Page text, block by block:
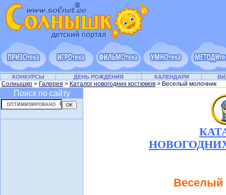
КОНКУРСЫ ДЕНЬ РОЖДЕНИЯ КАЛЕНДАРИ
Солнышко > Галерея > Каталог новогодних костюмов > Веселый молочник
Поиск по сайту
Веселый